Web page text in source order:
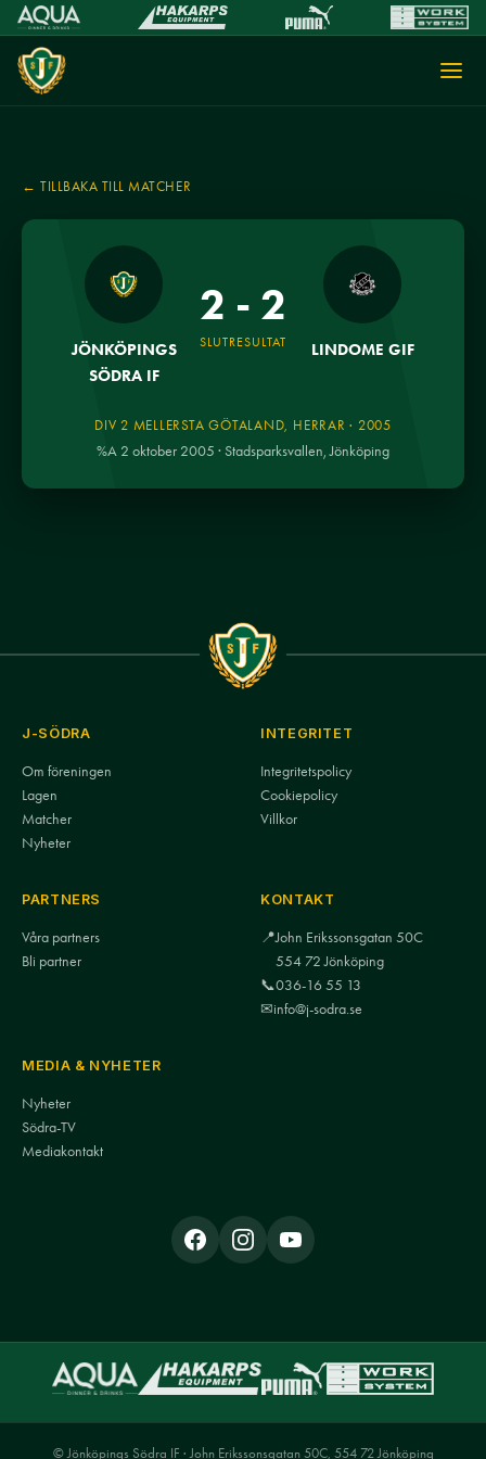
← TILLBAKA TILL MATCHER
JÖNKÖPINGS
SÖDRA IF
2 - 2
SLUTRESULTAT LINDOME GIF
DIV 2 MELLERSTA GÖTALAND, HERRAR · 2005
%A 2 oktober 2005 · Stadsparksvallen, Jönköping
J-SÖDRA
Om föreningen
Lagen
Matcher
Nyheter
INTEGRITET
Integritetspolicy
Cookiepolicy
Villkor
PARTNERS
Våra partners
Bli partner
KONTAKT
📍John Erikssonsgatan 50C
554 72 Jönköping
📞036-16 55 13
✉info@j-sodra.se
MEDIA & NYHETER
Nyheter
Södra-TV
Mediakontakt
© Jönköpings Södra IF · John Erikssonsgatan 50C, 554 72 Jönköping